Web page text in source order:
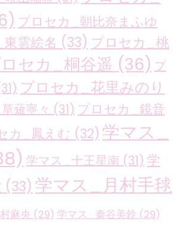
プロセカ_朝比奈まふゆ
雲絵名 (33) プロセカ_桃
セカ_桐谷遥 (36) プ
プロセカ_花里みのり
薙寧々 (31) プロセカ_鏡音
カ_鳳えむ (32) 学マス_
学マス_十王星南 (31) 学
(33) 学マス_月村手毬
麻央 (29) 学マス_秦谷美鈴 (29)